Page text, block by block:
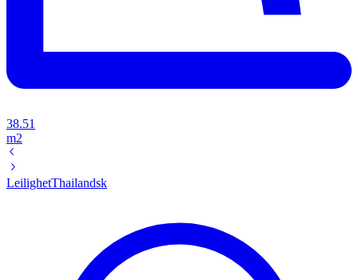
38.51
m2
LeilighetThailandsk